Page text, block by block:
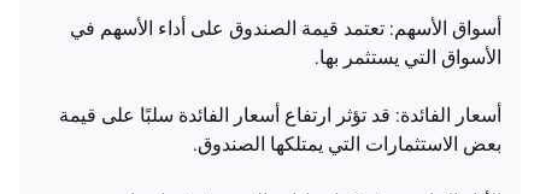
أسواق الأسهم: تعتمد قيمة الصندوق على أداء الأسهم في
الأسواق التي يستثمر بها.
أسعار الفائدة: قد تؤثر ارتفاع أسعار الفائدة سلبًا على قيمة
بعض الاستثمارات التي يمتلكها الصندوق.